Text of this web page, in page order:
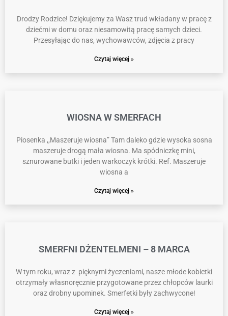
Drodzy Rodzice! Dziękujemy za Wasz trud wkładany w pracę z
dziećmi w domu oraz niesamowitą pracę samych dzieci.
Przesyłając do nas, wychowawców, zdjęcia z pracy
Czytaj więcej »
WIOSNA W SMERFACH
Piosenka ,,Maszeruje wiosna” Tam daleko gdzie wysoka sosna
maszeruje drogą mała wiosna. Ma spódniczkę mini,
sznurowane butki i jeden warkoczyk krótki. Ref. Maszeruje
wiosna a
Czytaj więcej »
SMERFNI DŻENTELMENI – 8 MARCA
W tym roku, wraz z pięknymi życzeniami, nasze młode kobietki
otrzymały własnoręcznie przygotowane przez chłopców laurki
oraz drobny upominek. Smerfetki były zachwycone!
Czytaj więcej »